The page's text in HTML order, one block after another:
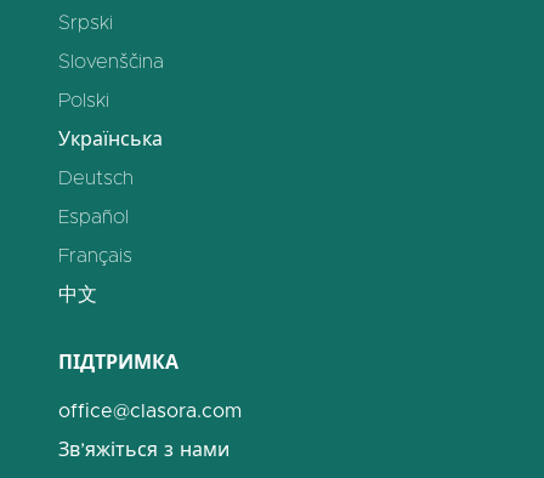
Srpski
Slovenščina
Polski
Українська
Deutsch
Español
Français
中文
ПІДТРИМКА
office@clasora.com
Зв’яжіться з нами